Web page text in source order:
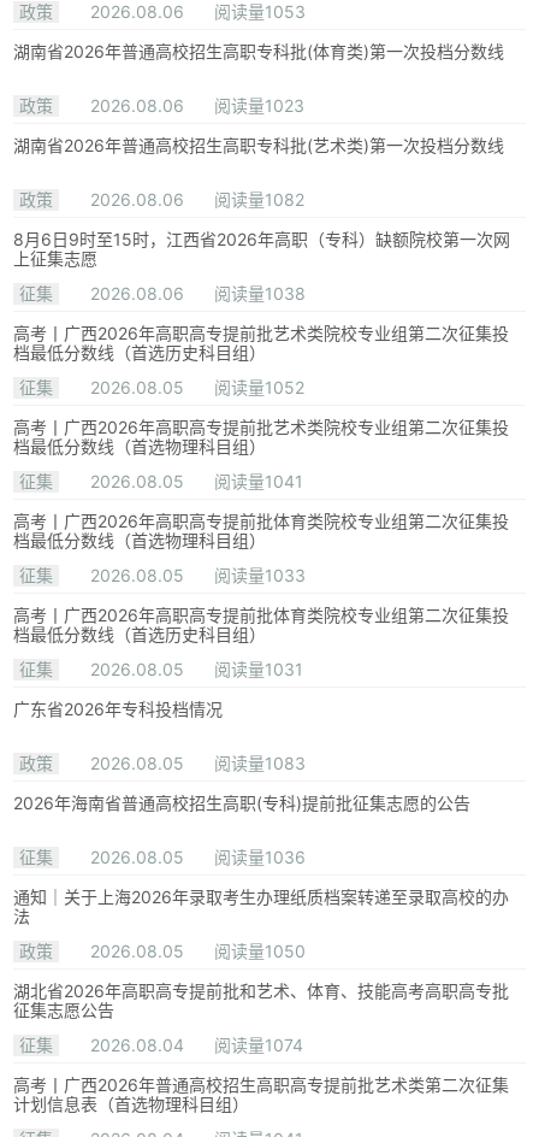
政策
2026.08.06
阅读量1053
湖南省2026年普通高校招生高职专科批(体育类)第一次投档分数线
政策 2026.08.06
阅读量1023
湖南省2026年普通高校招生高职专科批(艺术类)第一次投档分数线
政策 2026.08.06
阅读量1082
8月6日9时至15时，江西省2026年高职（专科）缺额院校第一次网
上征集志愿
征集
2026.08.06
阅读量1038
高考丨广西2026年高职高专提前批艺术类院校专业组第二次征集投
档最低分数线（首选历史科目组）
征集
2026.08.05
阅读量1052
高考丨广西2026年高职高专提前批艺术类院校专业组第二次征集投
档最低分数线（首选物理科目组）
征集
2026.08.05
阅读量1041
高考丨广西2026年高职高专提前批体育类院校专业组第二次征集投
档最低分数线（首选物理科目组）
征集
2026.08.05
阅读量1033
高考丨广西2026年高职高专提前批体育类院校专业组第二次征集投
档最低分数线（首选历史科目组）
征集
2026.08.05
阅读量1031
广东省2026年专科投档情况
政策 2026.08.05
阅读量1083
2026年海南省普通高校招生高职(专科)提前批征集志愿的公告
征集 2026.08.05
阅读量1036
通知｜关于上海2026年录取考生办理纸质档案转递至录取高校的办
法
政策
2026.08.05
阅读量1050
湖北省2026年高职高专提前批和艺术、体育、技能高考高职高专批
征集志愿公告
征集
2026.08.04
阅读量1074
高考丨广西2026年普通高校招生高职高专提前批艺术类第二次征集
计划信息表（首选物理科目组）